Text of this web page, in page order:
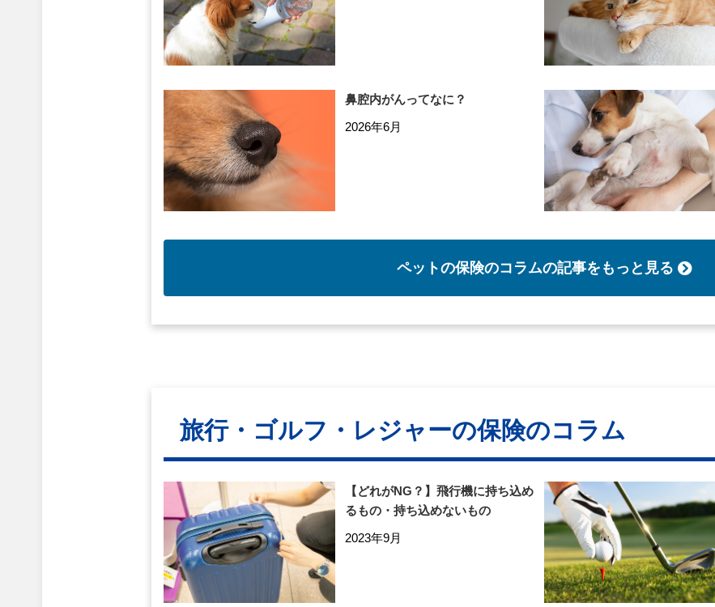
鼻腔内がんってなに？
2026年6月
ペットの保険のコラムの記事をもっと見る
旅行・ゴルフ・レジャーの保険のコラム
【どれがNG？】飛行機に持ち込め
るもの・持ち込めないもの
2023年9月